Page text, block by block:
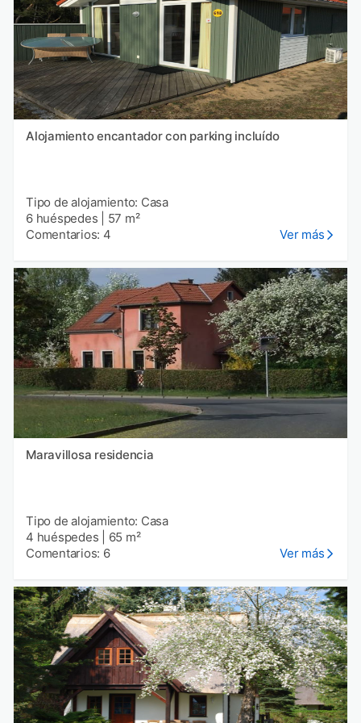
Alojamiento encantador con parking incluído
Tipo de alojamiento: Casa
6 huéspedes
57 m²
Comentarios: 4
Ver más
Maravillosa residencia
Tipo de alojamiento: Casa
4 huéspedes
65 m²
Comentarios: 6
Ver más